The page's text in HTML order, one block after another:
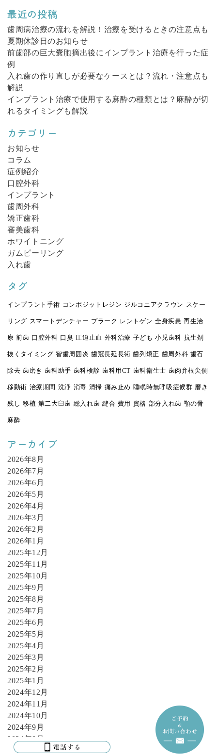
ゲ
ー
シ
ョ
ン
最近の投稿
歯周病治療の流れを解説！治療を受けるときの注意点も
夏期休診日のお知らせ
前歯部の巨大嚢胞摘出後にインプラント治療を行った症
例
入れ歯の作り直しが必要なケースとは？流れ・注意点も
解説
インプラント治療で使用する麻酔の種類とは？麻酔が切
れるタイミングも解説
カテゴリー
お知らせ
コラム
症例紹介
口腔外科
インプラント
歯周外科
矯正歯科
審美歯科
ホワイトニング
ガムピーリング
入れ歯
タグ
インプラント手術 コンポジットレジン ジルコニアクラウン スケー
リング スマートデンチャー プラーク レントゲン 全身疾患 再生治
療 前歯 口腔外科 口臭 圧迫止血 外科治療 子ども 小児歯科 抗生剤
抜くタイミング 智歯周囲炎 歯冠長延長術 歯列矯正 歯周外科 歯石
除去 歯磨き 歯科助手 歯科検診 歯科用CT 歯科衛生士 歯肉弁根尖側
移動術 治療期間 洗浄 消毒 清掃 痛み止め 睡眠時無呼吸症候群 磨き
残し 移植 第二大臼歯 総入れ歯 縫合 費用 資格 部分入れ歯 顎の骨
麻酔
アーカイブ
2026年8月
2026年7月
2026年6月
2026年5月
2026年4月
2026年3月
2026年2月
2026年1月
2025年12月
2025年11月
2025年10月
2025年9月
2025年8月
2025年7月
2025年6月
2025年5月
2025年4月
2025年3月
2025年2月
2025年1月
2024年12月
2024年11月
2024年10月
2024年9月
2024年8月
2024年7月